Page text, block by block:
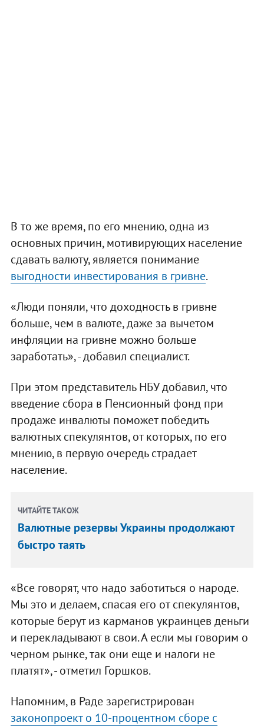
В то же время, по его мнению, одна из
основных причин, мотивирующих население
сдавать валюту, является понимание
выгодности инвестирования в гривне.
«Люди поняли, что доходность в гривне
больше, чем в валюте, даже за вычетом
инфляции на гривне можно больше
заработать», - добавил специалист.
При этом представитель НБУ добавил, что
введение сбора в Пенсионный фонд при
продаже инвалюты поможет победить
валютных спекулянтов, от которых, по его
мнению, в первую очередь страдает
население.
ЧИТАЙТЕ ТАКОЖ
Валютные резервы Украины продолжают
быстро таять
«Все говорят, что надо заботиться о народе.
Мы это и делаем, спасая его от спекулянтов,
которые берут из карманов украинцев деньги
и перекладывают в свои. А если мы говорим о
черном рынке, так они еще и налоги не
платят», - отметил Горшков.
Напомним, в Раде зарегистрирован
законопроект о 10-процентном сборе с